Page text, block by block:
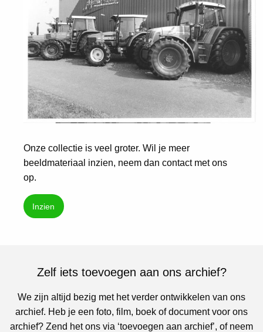
Onze collectie is veel groter. Wil je meer
beeldmateriaal inzien, neem dan contact met ons
op.
Inzien
Zelf iets toevoegen aan ons archief?
We zijn altijd bezig met het verder ontwikkelen van ons
archief. Heb je een foto, film, boek of document voor ons
archief? Zend het ons via ‘toevoegen aan archief’, of neem